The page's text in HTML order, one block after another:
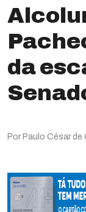
da
Por Paulo César de